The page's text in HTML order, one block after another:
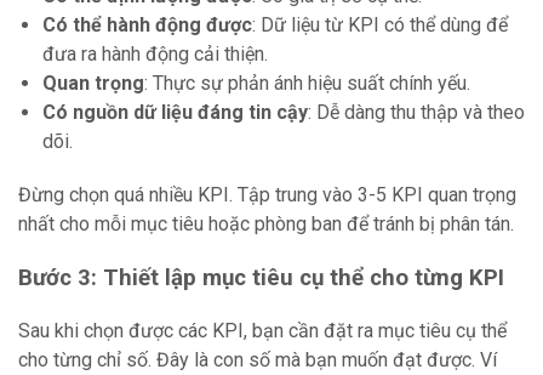
Có thể hành động được: Dữ liệu từ KPI có thể dùng để
đưa ra hành động cải thiện.
Quan trọng: Thực sự phản ánh hiệu suất chính yếu.
Có nguồn dữ liệu đáng tin cậy: Dễ dàng thu thập và theo
dõi.
Đừng chọn quá nhiều KPI. Tập trung vào 3-5 KPI quan trọng
nhất cho mỗi mục tiêu hoặc phòng ban để tránh bị phân tán.
Bước 3: Thiết lập mục tiêu cụ thể cho từng KPI
Sau khi chọn được các KPI, bạn cần đặt ra mục tiêu cụ thể
cho từng chỉ số. Đây là con số mà bạn muốn đạt được. Ví